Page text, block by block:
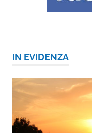
IN EVIDENZA